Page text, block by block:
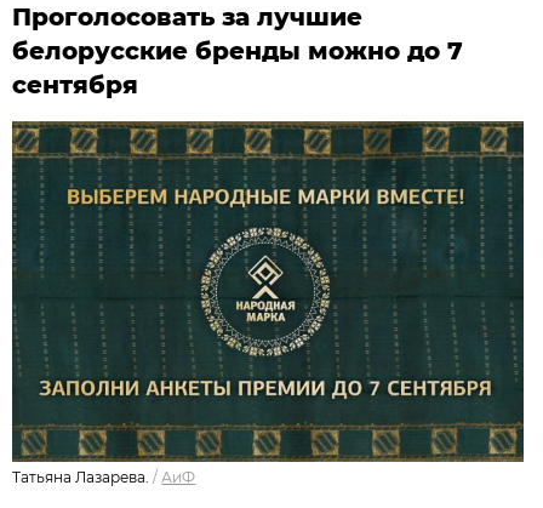
Проголосовать за лучшие
белорусские бренды можно до 7
сентября
Татьяна Лазарева. /АиФ